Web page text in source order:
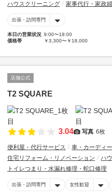
ハウスクリーニング
家事代行・家政婦
出張・訪問専門
本日の営業状況 9:00〜18:00
価格帯
￥3,300〜￥18,000
店舗公式
T2 SQUARE
3.04 写真 6枚
便利屋・代行サービス
車・カーディ
住宅リフォーム・リノベーション
ハ
トイレつまり・水漏れ修理・蛇口修理
出張・訪問専門 女性歓迎